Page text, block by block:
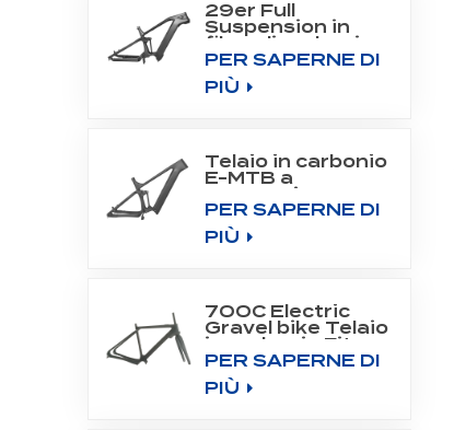
29er Full
Suspension in
fibra di carbonio
All Mountain
Frame Fit Bafang
Motor
PER SAPERNE DI
PIÙ
Telaio in carbonio
E-MTB a
sospensione
completa per
motore a
trasmissione
PER SAPERNE DI
PIÙ
700C Electric
Gravel bike Telaio
in carbonio Fit
Fazua Evation
Drive System
PER SAPERNE DI
PIÙ